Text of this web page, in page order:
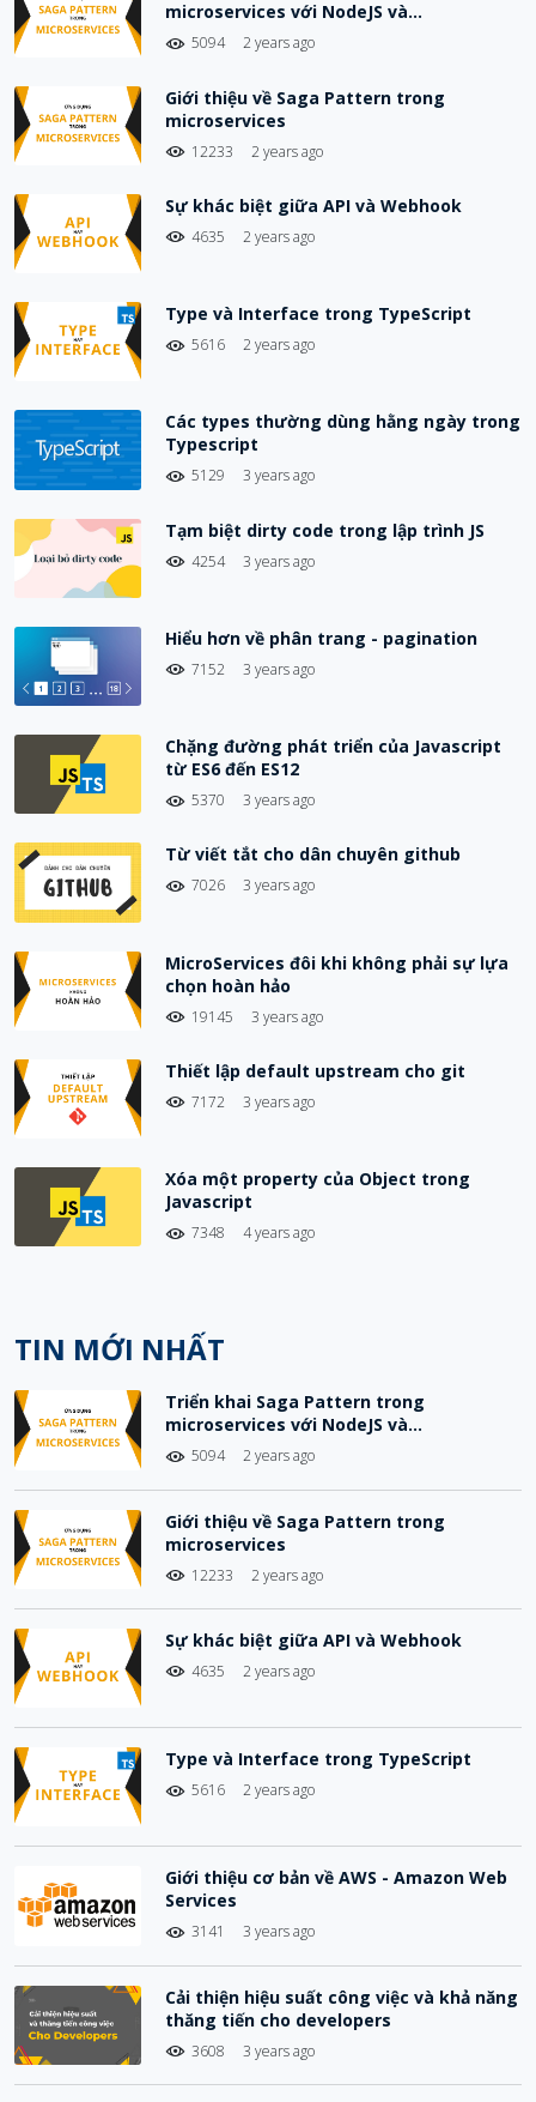
microservices với NodeJS và
Choreography-Based Saga
5094 2 years ago
Giới thiệu về Saga Pattern trong
microservices
12233 2 years ago
Sự khác biệt giữa API và Webhook
4635 2 years ago
Type và Interface trong TypeScript
5616 2 years ago
Các types thường dùng hằng ngày trong
Typescript
5129 3 years ago
Tạm biệt dirty code trong lập trình JS
4254 3 years ago
Hiểu hơn về phân trang - pagination
7152 3 years ago
Chặng đường phát triển của Javascript
từ ES6 đến ES12
5370 3 years ago
Từ viết tắt cho dân chuyên github
7026 3 years ago
MicroServices đôi khi không phải sự lựa
chọn hoàn hảo
19145 3 years ago
Thiết lập default upstream cho git
7172 3 years ago
Xóa một property của Object trong
Javascript
7348 4 years ago
TIN MỚI NHẤT
Triển khai Saga Pattern trong
microservices với NodeJS và
Choreography-Based Saga
5094 2 years ago
Giới thiệu về Saga Pattern trong
microservices
12233 2 years ago
Sự khác biệt giữa API và Webhook
4635 2 years ago
Type và Interface trong TypeScript
5616 2 years ago
Giới thiệu cơ bản về AWS - Amazon Web
Services
3141 3 years ago
Cải thiện hiệu suất công việc và khả năng
thăng tiến cho developers
3608 3 years ago